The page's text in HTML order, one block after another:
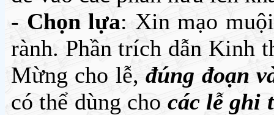
- Chọn lựa: Xin mạo
rành. Phần trích dẫn Kinh
Mừng cho lễ,đúng đoạn
có thể dùng cho các lễ ghi